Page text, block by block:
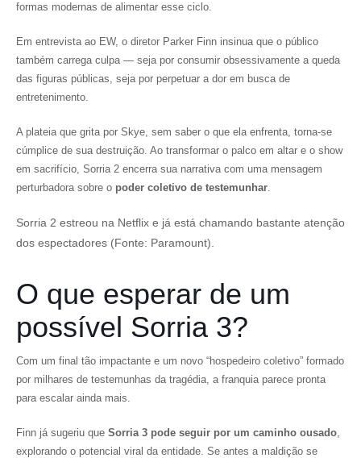
formas modernas de alimentar esse ciclo.
Em entrevista ao EW, o diretor Parker Finn insinua que o público
também carrega culpa — seja por consumir obsessivamente a queda
das figuras públicas, seja por perpetuar a dor em busca de
entretenimento.
A plateia que grita por Skye, sem saber o que ela enfrenta, torna-se
cúmplice de sua destruição. Ao transformar o palco em altar e o show
em sacrifício, Sorria 2 encerra sua narrativa com uma mensagem
perturbadora sobre o poder coletivo de testemunhar.
Sorria 2 estreou na Netflix e já está chamando bastante atenção
dos espectadores (Fonte: Paramount).
O que esperar de um
possível Sorria 3?
Com um final tão impactante e um novo “hospedeiro coletivo” formado
por milhares de testemunhas da tragédia, a franquia parece pronta
para escalar ainda mais.
Finn já sugeriu que Sorria 3 pode seguir por um caminho ousado,
explorando o potencial viral da entidade. Se antes a maldição se